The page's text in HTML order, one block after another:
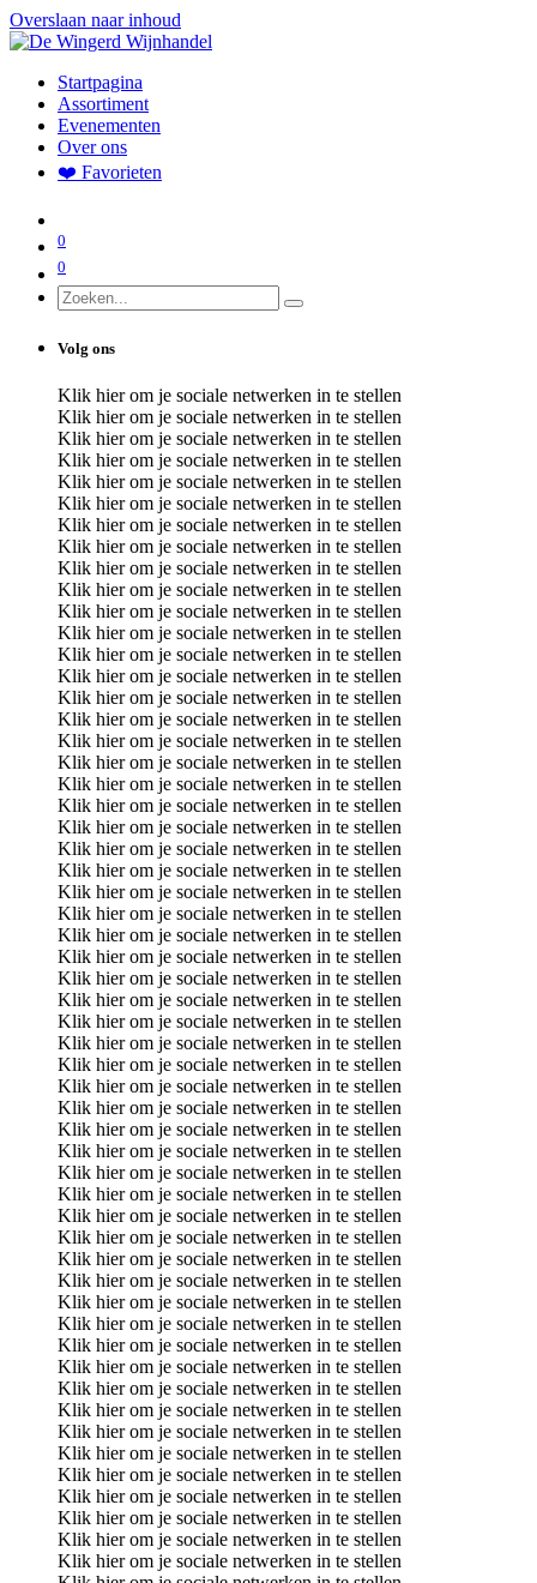
Overslaan naar inhoud
Startpagina
Assortiment
Evenementen
Over ons
❤️ Favorieten
0
0
Volg ons
Klik hier om je sociale netwerken in te stellen
Klik hier om je sociale netwerken in te stellen
Klik hier om je sociale netwerken in te stellen
Klik hier om je sociale netwerken in te stellen
Klik hier om je sociale netwerken in te stellen
Klik hier om je sociale netwerken in te stellen
Klik hier om je sociale netwerken in te stellen
Klik hier om je sociale netwerken in te stellen
Klik hier om je sociale netwerken in te stellen
Klik hier om je sociale netwerken in te stellen
Klik hier om je sociale netwerken in te stellen
Klik hier om je sociale netwerken in te stellen
Klik hier om je sociale netwerken in te stellen
Klik hier om je sociale netwerken in te stellen
Klik hier om je sociale netwerken in te stellen
Klik hier om je sociale netwerken in te stellen
Klik hier om je sociale netwerken in te stellen
Klik hier om je sociale netwerken in te stellen
Klik hier om je sociale netwerken in te stellen
Klik hier om je sociale netwerken in te stellen
Klik hier om je sociale netwerken in te stellen
Klik hier om je sociale netwerken in te stellen
Klik hier om je sociale netwerken in te stellen
Klik hier om je sociale netwerken in te stellen
Klik hier om je sociale netwerken in te stellen
Klik hier om je sociale netwerken in te stellen
Klik hier om je sociale netwerken in te stellen
Klik hier om je sociale netwerken in te stellen
Klik hier om je sociale netwerken in te stellen
Klik hier om je sociale netwerken in te stellen
Klik hier om je sociale netwerken in te stellen
Klik hier om je sociale netwerken in te stellen
Klik hier om je sociale netwerken in te stellen
Klik hier om je sociale netwerken in te stellen
Klik hier om je sociale netwerken in te stellen
Klik hier om je sociale netwerken in te stellen
Klik hier om je sociale netwerken in te stellen
Klik hier om je sociale netwerken in te stellen
Klik hier om je sociale netwerken in te stellen
Klik hier om je sociale netwerken in te stellen
Klik hier om je sociale netwerken in te stellen
Klik hier om je sociale netwerken in te stellen
Klik hier om je sociale netwerken in te stellen
Klik hier om je sociale netwerken in te stellen
Klik hier om je sociale netwerken in te stellen
Klik hier om je sociale netwerken in te stellen
Klik hier om je sociale netwerken in te stellen
Klik hier om je sociale netwerken in te stellen
Klik hier om je sociale netwerken in te stellen
Klik hier om je sociale netwerken in te stellen
Klik hier om je sociale netwerken in te stellen
Klik hier om je sociale netwerken in te stellen
Klik hier om je sociale netwerken in te stellen
Klik hier om je sociale netwerken in te stellen
Klik hier om je sociale netwerken in te stellen